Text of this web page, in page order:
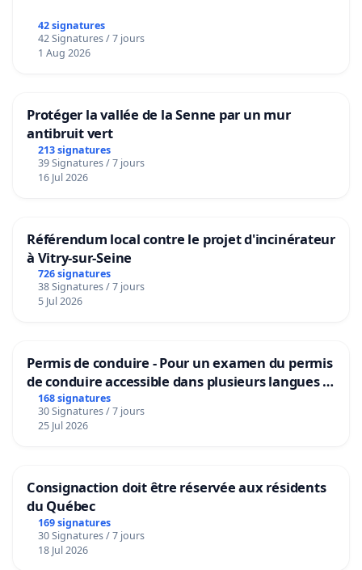
42 signatures
42 Signatures / 7 jours
1 Aug 2026
Protéger la vallée de la Senne par un mur
antibruit vert
213 signatures
39 Signatures / 7 jours
16 Jul 2026
Référendum local contre le projet d'incinérateur
à Vitry-sur-Seine
726 signatures
38 Signatures / 7 jours
5 Jul 2026
Permis de conduire - Pour un examen du permis
de conduire accessible dans plusieurs langues à
Bruxelles
168 signatures
30 Signatures / 7 jours
25 Jul 2026
Consignaction doit être réservée aux résidents
du Québec
169 signatures
30 Signatures / 7 jours
18 Jul 2026